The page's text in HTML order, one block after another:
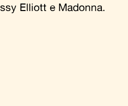
Elliott e Madonna.